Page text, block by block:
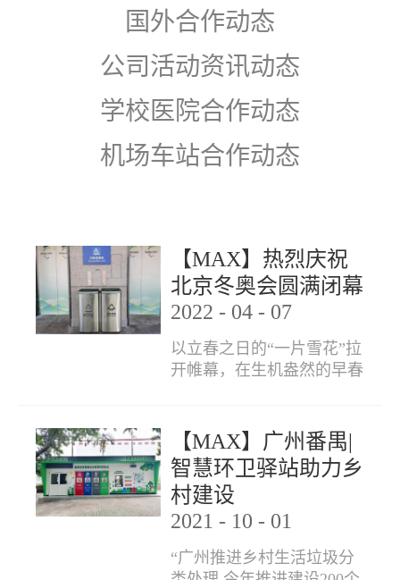
国外合作动态
公司活动资讯动态
学校医院合作动态
机场车站合作动态
【MAX】热烈庆祝
北京冬奥会圆满闭幕
2022 - 04 - 07
以立春之日的“一片雪花”拉
开帷幕，在生机盎然的早春
【MAX】广州番禺|
智慧环卫驿站助力乡
村建设
2021 - 10 - 01
“广州推进乡村生活垃圾分